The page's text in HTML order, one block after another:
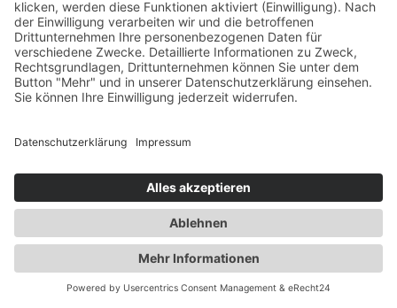
angegebenen Kontaktdaten zwecks Bearbeitung der
Anfrage und für den Fall von Anschlussfragen bei uns
gespeichert. Diese Daten geben wir nicht ohne Ihre
Einwilligung weiter.
Die Verarbeitung dieser Daten erfolgt auf Grundlage
mit der Erfüllung eines Vertrags zusammenhängt oder
zur Durchführung vorvertraglicher Maßnahmen
erforderlich ist. In allen übrigen Fällen beruht die
Verarbeitung auf unserem berechtigten Interesse an
der effektiven Bearbeitung der an uns gerichteten